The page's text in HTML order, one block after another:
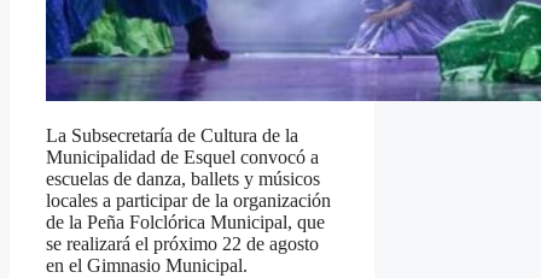
La Subsecretaría de Cultura de la
Municipalidad de Esquel convocó a
escuelas de danza, ballets y músicos
locales a participar de la organización
de la Peña Folclórica Municipal, que
se realizará el próximo 22 de agosto
en el Gimnasio Municipal.